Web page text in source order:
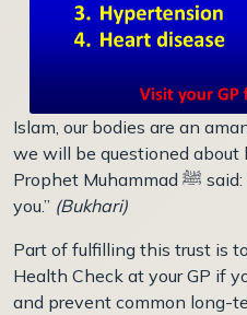
Islam, our bodies are an
we will be questioned about
Prophet Muhammad ﷺ
you.” (Bukhari)
Part of fulfilling this trust is
Health Check at your GP if
and prevent common long-